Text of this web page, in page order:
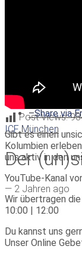
Post Views:
ICF München
Der
— 2 Jahren ago
Share on
–Share on
–Share via
Gibt es einen
Kolumbien
uns aktiv in den
YouTube-Kanal
Wir übertragen
10:00 | 12:00
Du kannst uns
Unser Online